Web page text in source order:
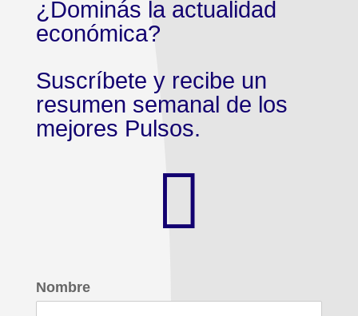
¿Dominás la actualidad
económica?
Suscríbete y recibe un
resumen semanal de los
mejores Pulsos.

Nombre